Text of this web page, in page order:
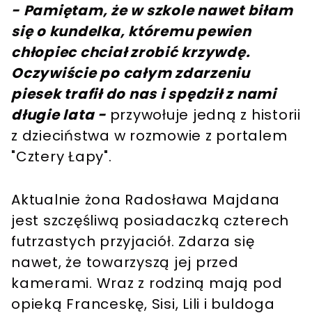
- Pamiętam, że w szkole nawet biłam
się o kundelka, któremu pewien
chłopiec chciał zrobić krzywdę.
Oczywiście po całym zdarzeniu
piesek trafił do nas i spędził z nami
długie lata - przywołuje jedną z historii
z dzieciństwa w rozmowie z portalem
"Cztery Łapy".
Aktualnie żona Radosława Majdana
jest szczęśliwą posiadaczką czterech
futrzastych przyjaciół. Zdarza się
nawet, że towarzyszą jej przed
kamerami. Wraz z rodziną mają pod
opieką Franceskę, Sisi, Lili i buldoga